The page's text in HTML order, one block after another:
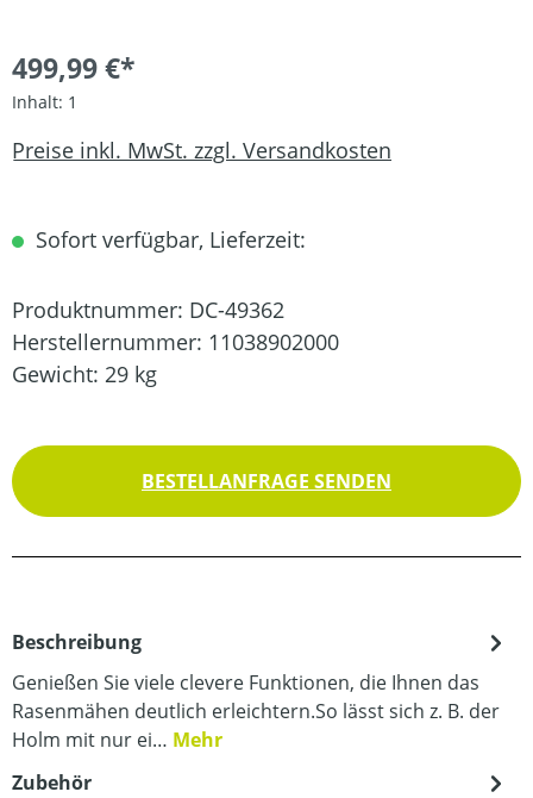
499,99 €*
Inhalt: 1
Preise inkl. MwSt. zzgl. Versandkosten
Sofort verfügbar, Lieferzeit:
Produktnummer: DC-49362
Herstellernummer: 11038902000
Gewicht: 29 kg
BESTELLANFRAGE SENDEN
Beschreibung
Genießen Sie viele clevere Funktionen, die Ihnen das
Rasenmähen deutlich erleichtern.So lässt sich z. B. der
Holm mit nur ei… Mehr
Zubehör